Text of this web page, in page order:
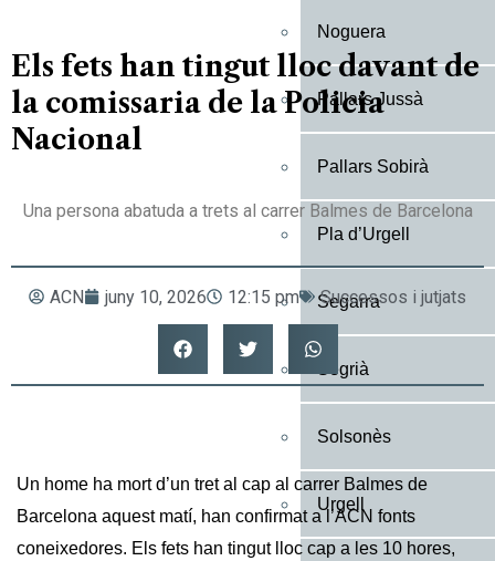
Noguera
Pallars Jussà
Pallars Sobirà
Pla d’Urgell
Segarra
Segrià
Solsonès
Urgell
Els fets han tingut lloc davant de
la comissaria de la Policia
Nacional
Una persona abatuda a trets al carrer Balmes de Barcelona
ACN juny 10, 2026 12:15 pm Successos i jutjats
Un home ha mort d’un tret al cap al carrer Balmes de
Barcelona aquest matí, han confirmat a l’ACN fonts
coneixedores. Els fets han tingut lloc cap a les 10 hores,